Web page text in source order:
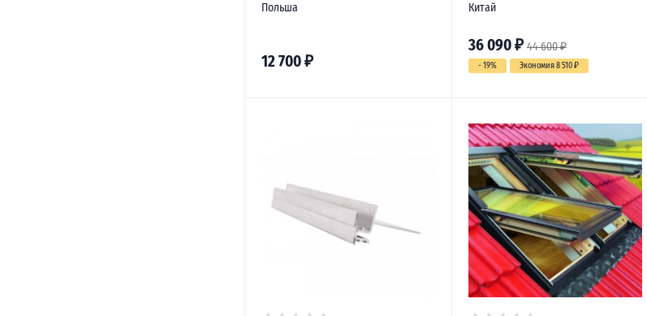
Польша
12 700₽
Китай
36 090₽ 44 600₽
- 19% Экономия 8 510₽